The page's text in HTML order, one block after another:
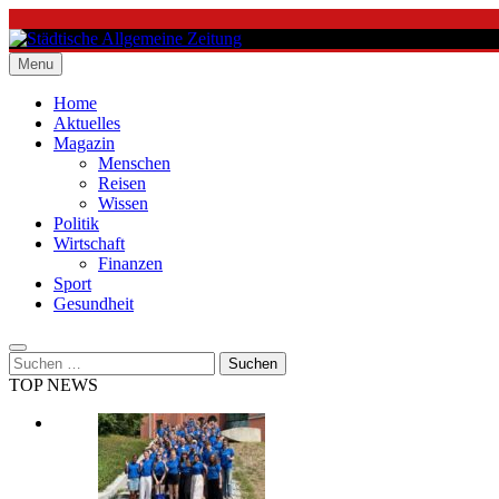
to
content
Städtische Allgemeine Zeitung
Menu
Home
Aktuelles
Magazin
Menschen
Reisen
Wissen
Politik
Wirtschaft
Finanzen
Sport
Gesundheit
Suchen
nach:
TOP NEWS